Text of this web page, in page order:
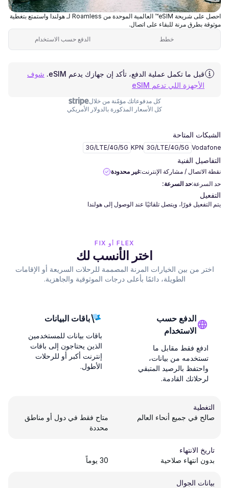
احصل على شريحة eSIM™ العالمية الموحدة من Roamless لـ هولندا واستمتع بتغطية
موثوقة بطرق مرنة للبقاء على اتصال.
خطط
الدفع حسب الاستخدام
قبل ما تكمل عملية الدفع، تأكد إن جهازك يدعم eSIM.
شوف
الأجهزة اللي تدعم eSIM
كل مدفوعاتك مؤمّنة من خلال
كل الأسعار المذكورة بالدولار الأمريكي
الشبكات المتاحة
Vodafone
3G/LTE/4G/5G
KPN
3G/LTE/4G/5G
التفاصيل الفنية
نقطة الاتصال / مشاركة الإنترنت:غير محدودة
حد السرعة:حد السرعة:
التفعيل
يتم التفعيل فورًا، ويتصل تلقائيًا عند الوصول إلى هولندا
FLEX أو FIX
اختر الأنسب لك
اختر من بين الخيارات المرنة المصممة للرحلات السريعة أو الإقامات
الطويلة، دائمًا بأعلى درجات الموثوقية والجاهزية.
الدفع حسب
الاستخدام
ادفع فقط مقابل ما
تستخدمه من بيانات،
واحتفظ بالرصيد المتبقي
لرحلاتك القادمة.
باقات البيانات
باقات بيانات للمستخدمين
الذين يحتاجون إلى باقات
إنترنت أكبر أو للرحلات
الأطول.
التغطية
صالح في جميع أنحاء العالم
متاح فقط في دول أو مناطق
محددة
تاريخ الانتهاء
بدون انتهاء صلاحية
30 يوماً
بيانات الجوال